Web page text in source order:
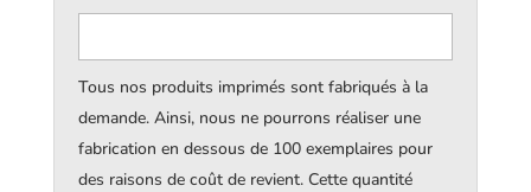
Tous nos produits imprimés sont fabriqués à la
demande. Ainsi, nous ne pourrons réaliser une
fabrication en dessous de 100 exemplaires pour
des raisons de coût de revient. Cette quantité